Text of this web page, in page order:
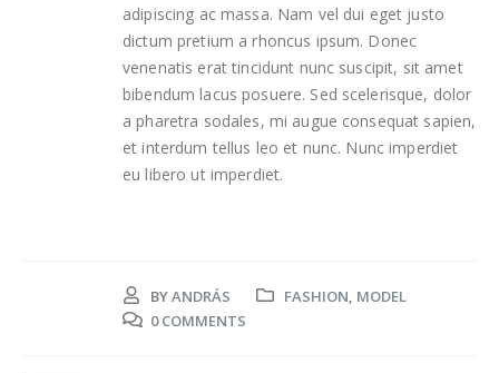
adipiscing ac massa. Nam vel dui eget justo
dictum pretium a rhoncus ipsum. Donec
venenatis erat tincidunt nunc suscipit, sit amet
bibendum lacus posuere. Sed scelerisque, dolor
a pharetra sodales, mi augue consequat sapien,
et interdum tellus leo et nunc. Nunc imperdiet
eu libero ut imperdiet.
BYANDRÁS FASHION MODEL
0 COMMENTS